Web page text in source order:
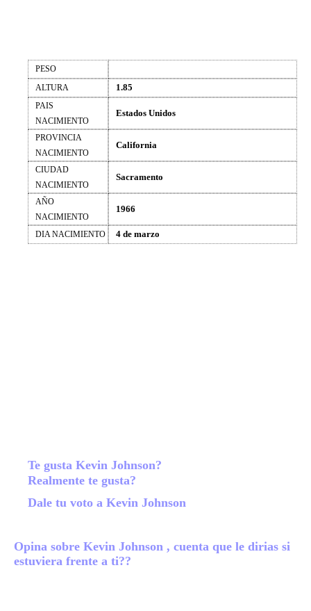
PESO
ALTURA
1.85
PAIS
NACIMIENTO
Estados Unidos
PROVINCIA
NACIMIENTO
California
CIUDAD
NACIMIENTO
Sacramento
AÑO
NACIMIENTO
1966
DIA NACIMIENTO 4 de marzo
Te gusta Kevin Johnson?
Realmente te gusta?
Dale tu voto a Kevin Johnson
Opina sobre Kevin Johnson , cuenta que le dirias si
estuviera frente a ti??